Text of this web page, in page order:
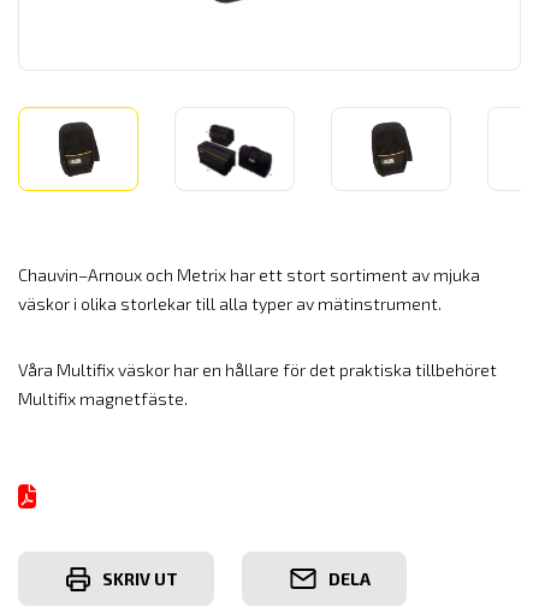
Chauvin–Arnoux och Metrix har ett stort sortiment av mjuka
väskor i olika storlekar till alla typer av mätinstrument.
Våra Multifix väskor har en hållare för det praktiska tillbehöret
Multifix magnetfäste.
SKRIV UT DELA